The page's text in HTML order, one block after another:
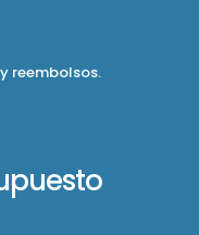
reembolsos.